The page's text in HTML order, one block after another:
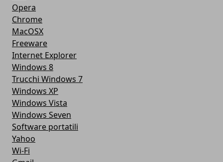
Opera
Chrome
MacOSX
Freeware
Internet Explorer
Windows 8
Trucchi Windows 7
Windows XP
Windows Vista
Windows Seven
Software portatili
Yahoo
Wi-Fi